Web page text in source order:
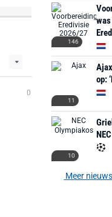
0
146
11
op:
10
Meer nieuws